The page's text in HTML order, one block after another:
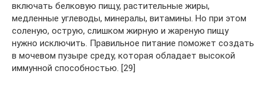
включать белковую пищу, растительные жиры,
медленные углеводы, минералы, витамины. Но при этом
соленую, острую, слишком жирную и жареную пищу
нужно исключить. Правильное питание поможет создать
в мочевом пузыре среду, которая обладает высокой
иммунной способностью. [29]